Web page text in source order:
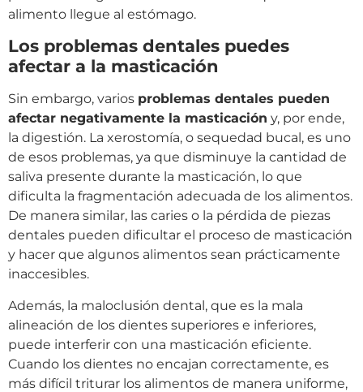
alimento llegue al estómago.
Los problemas dentales puedes
afectar a la masticación
Sin embargo, varios problemas dentales pueden
afectar negativamente la masticación y, por ende,
la digestión. La xerostomía, o sequedad bucal, es uno
de esos problemas, ya que disminuye la cantidad de
saliva presente durante la masticación, lo que
dificulta la fragmentación adecuada de los alimentos.
De manera similar, las caries o la pérdida de piezas
dentales pueden dificultar el proceso de masticación
y hacer que algunos alimentos sean prácticamente
inaccesibles.
Además, la maloclusión dental, que es la mala
alineación de los dientes superiores e inferiores,
puede interferir con una masticación eficiente.
Cuando los dientes no encajan correctamente, es
más difícil triturar los alimentos de manera uniforme,